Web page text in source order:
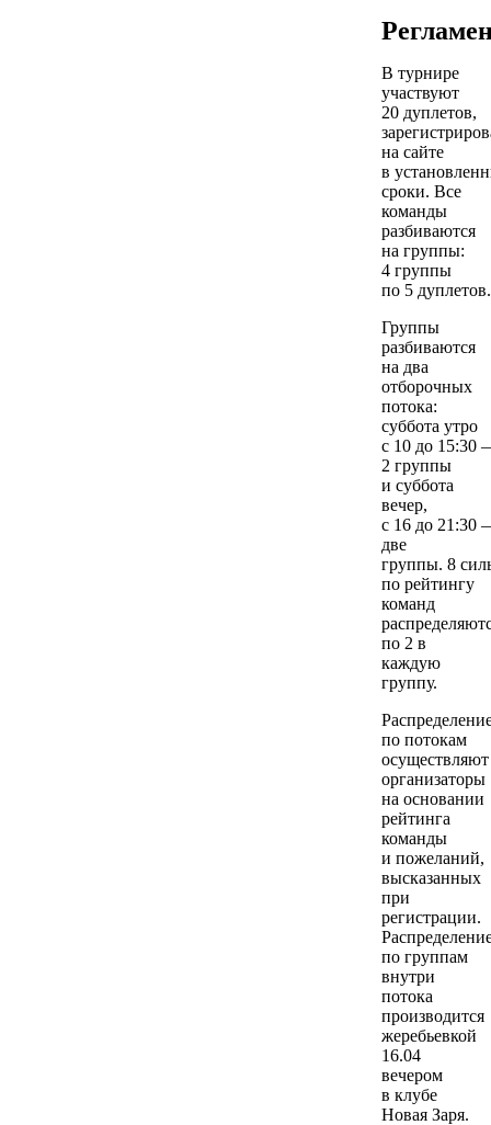
В турнире
участвуют
20 дуплетов,
на сайте
в
сроки. Все
команды
разбиваются
на группы:
4 группы
по 5 дуплетов.
Группы
разбиваются
на два
отборочных
потока:
суббота утро
с 10 до 15:30
2 группы
и суббота
вечер,
с 16 до 21:30
две
группы. 8
по рейтингу
команд
по 2 в
каждую
группу.
по потокам
осуществляют
организаторы
на основании
рейтинга
команды
и пожеланий,
высказанных
при
регистрации.
по группам
внутри
потока
производится
жеребьевкой
16.04
вечером
в клубе
Новая Заря.